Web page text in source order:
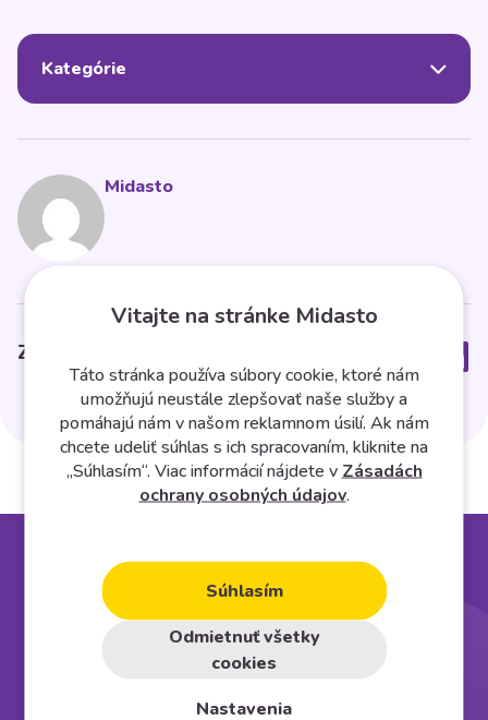
Kategórie
Midasto
Zdielať článok
Založte si vlastnýe⁠-⁠shop
Vyskúšať na 30 dní zadarmo
Vitajte na stránke Midasto
Táto stránka používa súbory cookie, ktoré nám
umožňujú neustále zlepšovať naše služby a
pomáhajú nám v našom reklamnom úsilí. Ak nám
chcete udeliť súhlas s ich spracovaním, kliknite na
„Súhlasím“. Viac informácií nájdete vZásadách
ochrany osobných údajov.
Súhlasím
Odmietnuť všetky
cookies
Nastavenia